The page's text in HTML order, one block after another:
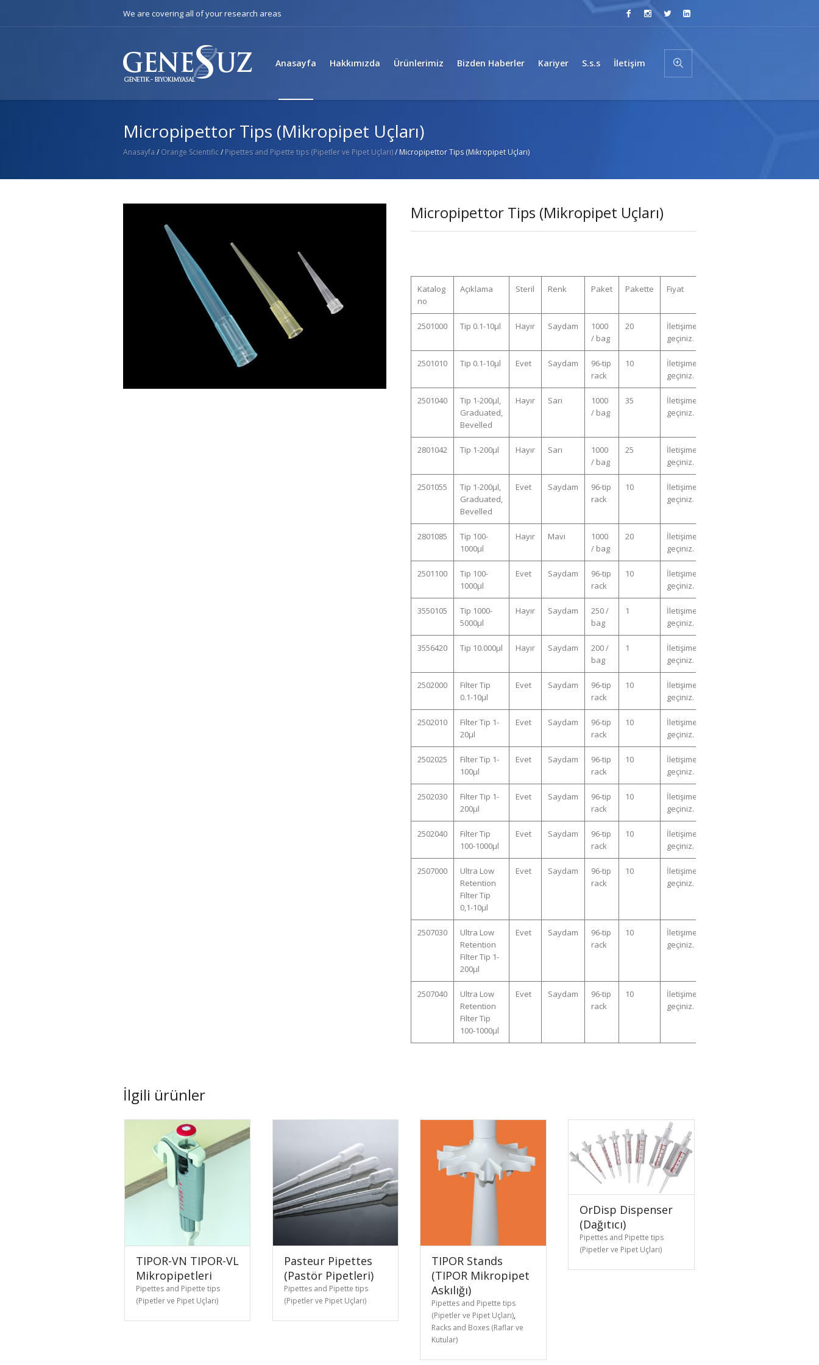
We are covering all of your research areas
Anasayfa Hakkımızda Ürünlerimiz Bizden Haberler Kariyer S.s.s İletişim
Micropipettor Tips (Mikropipet Uçları)
Anasayfa / Orange Scientific/ Pipettes and Pipette tips (Pipetler ve Pipet Uçları)/ Micropipettor Tips (Mikropipet Uçları)
Micropipettor Tips (Mikropipet Uçları)
Katalog
no
Açıklama Steril Renk Paket Pakette Fiyat
2501000 Tip 0.1-10µl Hayır Saydam
1000
/ bag
20
İletişime
geçiniz.
2501010 Tip 0.1-10µl Evet Saydam
96-tip
rack
10
İletişime
geçiniz.
2501040
Tip 1-200µl,
Graduated,
Bevelled
Hayır Sarı
1000
/ bag
35
İletişime
geçiniz.
2801042 Tip 1-200µl Hayır Sarı
1000
/ bag
25
İletişime
geçiniz.
2501055
Tip 1-200µl,
Graduated,
Bevelled
Evet Saydam
96-tip
rack
10
İletişime
geçiniz.
2801085
Tip 100-
1000µl
Hayır Mavi
1000
/ bag
20
İletişime
geçiniz.
2501100
Tip 100-
1000µl
Evet Saydam
96-tip
rack
10
İletişime
geçiniz.
3550105
Tip 1000-
5000µl
Hayır Saydam
250 /
bag
1
İletişime
geçiniz.
3556420 Tip 10.000µl Hayır Saydam
200 /
bag
1
İletişime
geçiniz.
2502000
Filter Tip
0.1-10µl
Evet Saydam
96-tip
rack
10
İletişime
geçiniz.
2502010
Filter Tip 1-
20µl
Evet Saydam
96-tip
rack
10
İletişime
geçiniz.
2502025
Filter Tip 1-
100µl
Evet Saydam
96-tip
rack
10
İletişime
geçiniz.
2502030
Filter Tip 1-
200µl
Evet Saydam
96-tip
rack
10
İletişime
geçiniz.
2502040
Filter Tip
100-1000µl
Evet Saydam
96-tip
rack
10
İletişime
geçiniz.
2507000
Ultra Low
Retention
Filter Tip
0,1-10µl
Evet Saydam
96-tip
rack
10
İletişime
geçiniz.
2507030
Ultra Low
Retention
Filter Tip 1-
200µl
Evet Saydam
96-tip
rack
10
İletişime
geçiniz.
2507040
Ultra Low
Retention
Filter Tip
100-1000µl
Evet Saydam
96-tip
rack
10
İletişime
geçiniz.
İlgili ürünler
TIPOR-VN TIPOR-VL
Mikropipetleri
Pipettes and Pipette tips
(Pipetler ve Pipet Uçları)
Pasteur Pipettes
(Pastör Pipetleri)
Pipettes and Pipette tips
(Pipetler ve Pipet Uçları)
TIPOR Stands
(TIPOR Mikropipet
Askılığı)
Pipettes and Pipette tips
(Pipetler ve Pipet Uçları),
Racks and Boxes (Raflar ve
Kutular)
OrDisp Dispenser
(Dağıtıcı)
Pipettes and Pipette tips
(Pipetler ve Pipet Uçları)